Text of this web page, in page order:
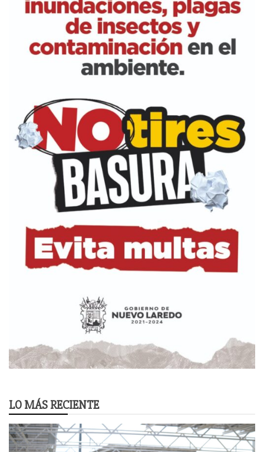
LO MÁS RECIENTE